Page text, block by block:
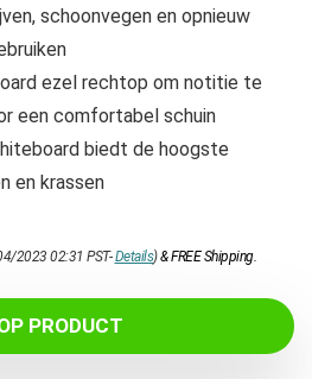
schoonvegen en opnieuw
ezel rechtop om notitie te
een comfortabel schuin
biedt de hoogste
en krassen
2023 02:31 PST-Details)&FREE Shipping.
PRODUCT